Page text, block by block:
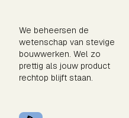
We beheersen de
wetenschap van stevige
bouwwerken. Wel zo
prettig als jouw product
rechtop blijft staan.